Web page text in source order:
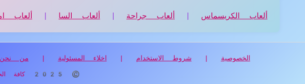
ألعاب الكريسماس | ألعاب جراحة | ألعاب السا | ألعاب
الخصوصية | شروط الاستخدام | اخلاء المسئولية | من نحن
© 2025 كافة الحقوق محفوظة لموقع العاب كوت 🎲